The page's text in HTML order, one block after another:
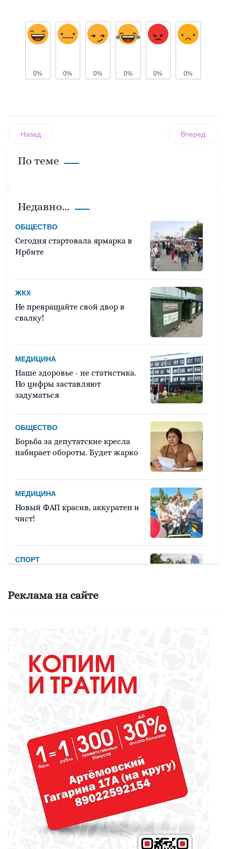
0% 0% 0% 0% 0% 0%
Назад Вперед
По теме
Недавно...
ОБЩЕСТВО
Сегодня стартовала ярмарка в
Ирбите
ЖКХ
Не превращайте свой двор в
свалку!
МЕДИЦИНА
Наше здоровье - не статистика.
Но цифры заставляют
задуматься
ОБЩЕСТВО
Борьба за депутатские кресла
набирает обороты. Будет жарко
МЕДИЦИНА
Новый ФАП красив, аккуратен и
чист!
СПОРТ
марафоне «Европа – Азия»
библиотекарь? Докажите это
всей стране!
ОБРАЗОВАНИЕ
Сосновоборская школа в финале
конкурса школьных музеев
МЕДИЦИНА
От диеты до режима: все о
питании при грудном
вскармливании
СПОРТ
Реклама на сайте